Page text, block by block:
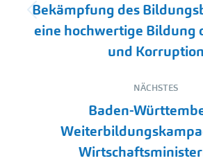
Beitrag:
Bekämpfung des
eine hochwertige Bildung
und Korruption
NÄCHSTES
Nächster
Beitrag:
Baden-